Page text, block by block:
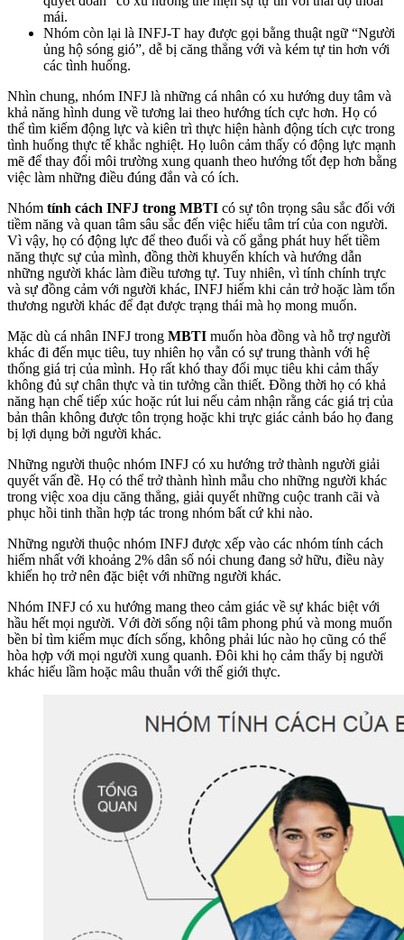
mái.
Nhóm còn lại là INFJ-T hay được gọi bằng thuật ngữ “Người
ủng hộ sóng gió”, dễ bị căng thẳng với và kém tự tin hơn với
các tình huống.
Nhìn chung, nhóm INFJ là những cá nhân có xu hướng duy tâm và
khả năng hình dung về tương lai theo hướng tích cực hơn. Họ có
thể tìm kiếm động lực và kiên trì thực hiện hành động tích cực trong
tình huống thực tế khắc nghiệt. Họ luôn cảm thấy có động lực mạnh
mẽ để thay đổi môi trường xung quanh theo hướng tốt đẹp hơn bằng
việc làm những điều đúng đắn và có ích.
Nhóm tính cách INFJ trong MBTI có sự tôn trọng sâu sắc đối với
tiềm năng và quan tâm sâu sắc đến việc hiểu tâm trí của con người.
Vì vậy, họ có động lực để theo đuổi và cố gắng phát huy hết tiềm
năng thực sự của mình, đồng thời khuyến khích và hướng dẫn
những người khác làm điều tương tự. Tuy nhiên, vì tính chính trực
và sự đồng cảm với người khác, INFJ hiếm khi cản trở hoặc làm tổn
thương người khác để đạt được trạng thái mà họ mong muốn.
Mặc dù cá nhân INFJ trong MBTI muốn hòa đồng và hỗ trợ người
khác đi đến mục tiêu, tuy nhiên họ vẫn có sự trung thành với hệ
thống giá trị của mình. Họ rất khó thay đổi mục tiêu khi cảm thấy
không đủ sự chân thực và tin tưởng cần thiết. Đồng thời họ có khả
năng hạn chế tiếp xúc hoặc rút lui nếu cảm nhận rằng các giá trị của
bản thân không được tôn trọng hoặc khi trực giác cảnh báo họ đang
bị lợi dụng bởi người khác.
Những người thuộc nhóm INFJ có xu hướng trở thành người giải
quyết vấn đề. Họ có thể trở thành hình mẫu cho những người khác
trong việc xoa dịu căng thẳng, giải quyết những cuộc tranh cãi và
phục hồi tinh thần hợp tác trong nhóm bất cứ khi nào.
Những người thuộc nhóm INFJ được xếp vào các nhóm tính cách
hiếm nhất với khoảng 2% dân số nói chung đang sở hữu, điều này
khiến họ trở nên đặc biệt với những người khác.
Nhóm INFJ có xu hướng mang theo cảm giác về sự khác biệt với
hầu hết mọi người. Với đời sống nội tâm phong phú và mong muốn
bền bỉ tìm kiếm mục đích sống, không phải lúc nào họ cũng có thể
hòa hợp với mọi người xung quanh. Đôi khi họ cảm thấy bị người
khác hiểu lầm hoặc mâu thuẫn với thế giới thực.